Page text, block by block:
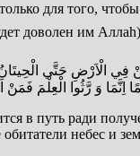
для того,
فِي الْاَرْضِ حَتَّي
اِنَّمَا وَ رَّثُوا الْعِلْمَ
в путь ради
небес и